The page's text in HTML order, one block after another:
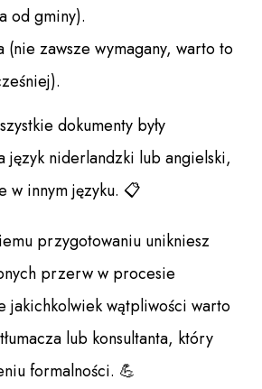
od gminy).
(nie zawsze wymagany, warto to
dokumenty były
język niderlandzki lub angielski,
w innym języku. 📋
przygotowaniu unikniesz
przerw w procesie
jakichkolwiek wątpliwości warto
lub konsultanta, który
formalności. 💪